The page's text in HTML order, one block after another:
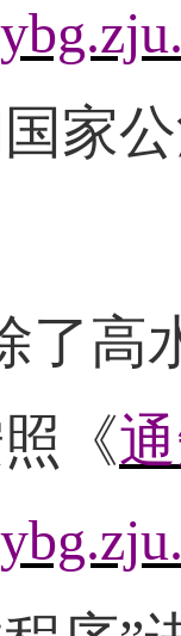
家
高
《